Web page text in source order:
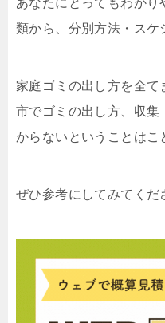
類から、分別方法・スケ
家庭ゴミの出し方を全
市でゴミの出し方、収集
からないということはこ
ぜひ参考にしてみてくだ